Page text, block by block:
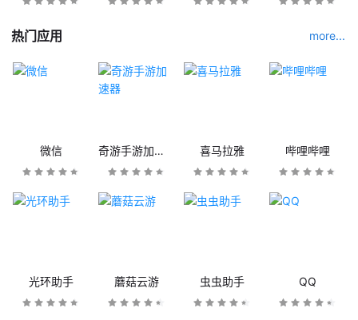
热门应用 more...
微信 奇游手游加速器 喜马拉雅 哔哩哔哩
光环助手 蘑菇云游 虫虫助手 QQ